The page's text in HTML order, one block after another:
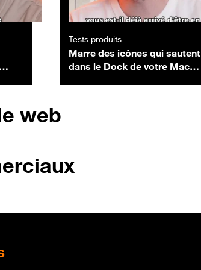
Tests produits
Marre des icônes qui sautent
dans le Dock de votre Mac ?
web